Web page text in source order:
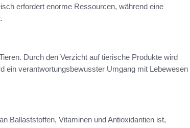
erfordert enorme Ressourcen, während eine
Durch den Verzicht auf tierische Produkte wird
ein verantwortungsbewusster Umgang mit Lebewesen
Ballaststoffen, Vitaminen und Antioxidantien ist,